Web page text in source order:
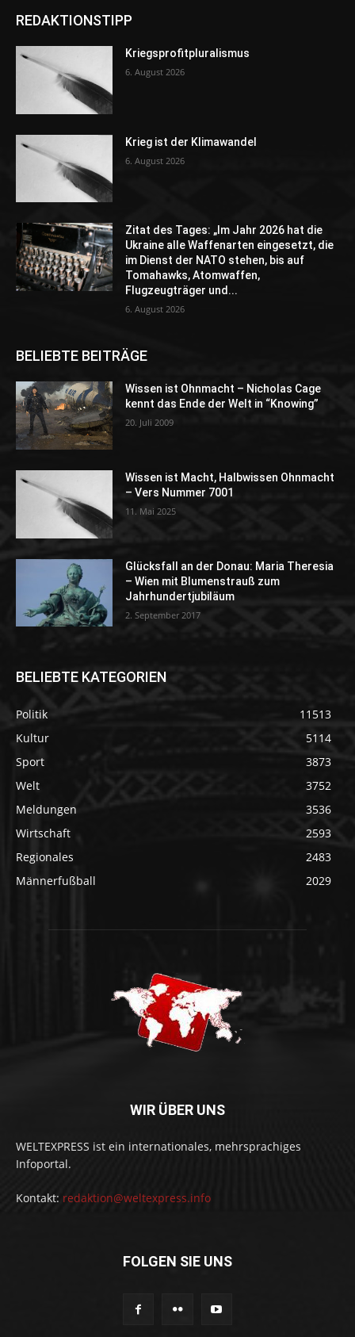
REDAKTIONSTIPP
Kriegsprofitpluralismus
6. August 2026
Krieg ist der Klimawandel
6. August 2026
Zitat des Tages: „Im Jahr 2026 hat die
Ukraine alle Waffenarten eingesetzt, die
im Dienst der NATO stehen, bis auf
Tomahawks, Atomwaffen,
Flugzeugträger und...
6. August 2026
BELIEBTE BEITRÄGE
Wissen ist Ohnmacht – Nicholas Cage
kennt das Ende der Welt in “Knowing”
20. Juli 2009
Wissen ist Macht, Halbwissen Ohnmacht
– Vers Nummer 7001
11. Mai 2025
Glücksfall an der Donau: Maria Theresia
– Wien mit Blumenstrauß zum
Jahrhundertjubiläum
2. September 2017
BELIEBTE KATEGORIEN
Politik
11513
Kultur
5114
Sport
3873
Welt
3752
Meldungen
3536
Wirtschaft
2593
Regionales
2483
Männerfußball
2029
WIR ÜBER UNS
WELTEXPRESS ist ein internationales, mehrsprachiges
Infoportal.
Kontakt: redaktion@weltexpress.info
FOLGEN SIE UNS